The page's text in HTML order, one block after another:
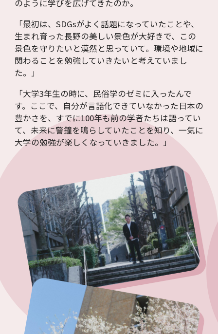
のように学びを広げてきたのか。
「最初は、SDGsがよく話題になっていたことや、
生まれ育った長野の美しい景色が大好きで、この
景色を守りたいと漠然と思っていて。環境や地域に
関わることを勉強していきたいと考えていまし
た。」
「大学3年生の時に、民俗学のゼミに入ったんで
す。ここで、自分が言語化できていなかった日本の
豊かさを、すでに100年も前の学者たちは語ってい
て、未来に警鐘を鳴らしていたことを知り、一気に
大学の勉強が楽しくなっていきました。」